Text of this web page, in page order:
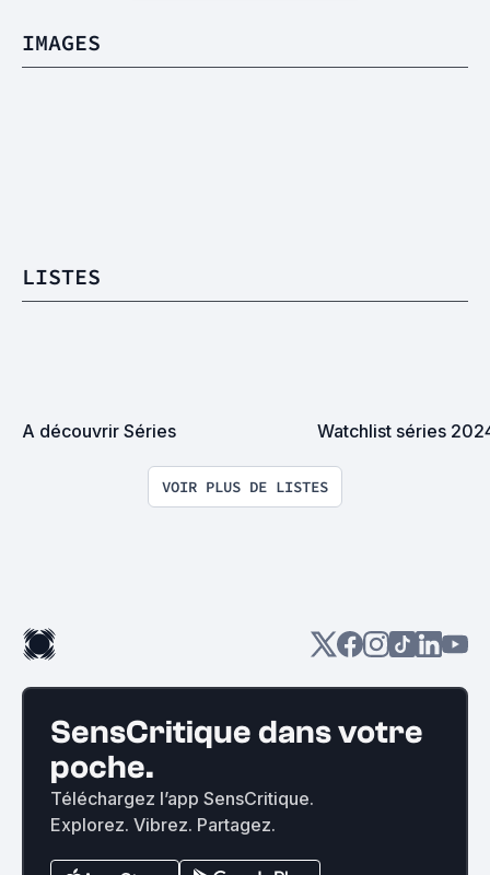
IMAGES
LISTES
A découvrir Séries Watchlist séries
VOIR PLUS DE LISTES
SensCritique dans votre
poche.
Téléchargez l’app SensCritique.
Explorez. Vibrez. Partagez.